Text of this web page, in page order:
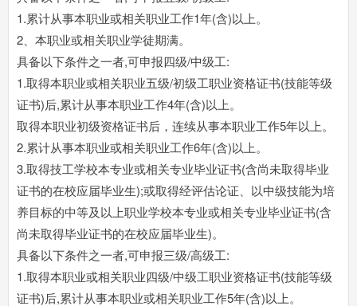
1.累计从事本职业或相关职业工作1年(含)以上。
2、本职业或相关职业学徒期满。
具备以下条件之一者,可申报四级/中级工:
1.取得本职业或相关职业五级/初级工职业资格证书(技能等级
证书)后,累计从事本职业工作4年(含)以上。
取得本职业初级资格证书后，连续从事本职业工作5年以上。
2.累计从事本职业或相关职业工作6年(含)以上。
3.取得技工学校本专业或相关专业毕业证书(含尚未取得毕业
证书的在校应届毕业生);或取得经评估论证、以中级技能为培
养目标的中等及以上职业学校本专业或相关专业毕业证书(含
尚未取得毕业证书的在校应届毕业生)。
具备以下条件之一者,可申报三级/高级工:
1.取得本职业或相关职业四级/中级工职业资格证书(技能等级
证书)后,累计从事本职业或相关职业工作5年(含)以上。